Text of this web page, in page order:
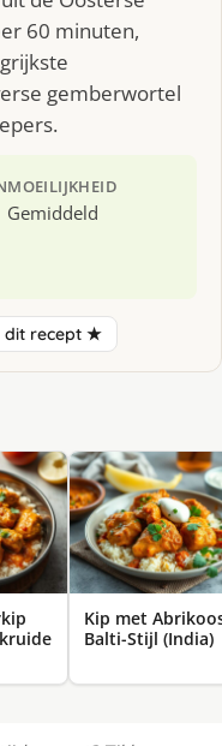
60 minuten,
gemberwortel
MOEILIJKHEID
Gemiddeld
dit recept ★
Kip met
Balti-Stijl (India)